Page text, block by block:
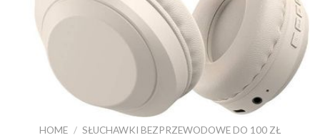
HOME / SŁUCHAWKI BEZPRZEWODOWE DO 100 ZŁ